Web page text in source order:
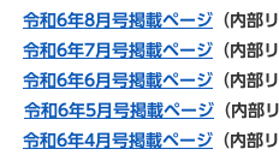
令和6年8月号掲載ページ （内部
令和6年7月号掲載ページ （内部
令和6年6月号掲載ページ （内部
令和6年5月号掲載ページ （内部
令和6年4月号掲載ページ （内部